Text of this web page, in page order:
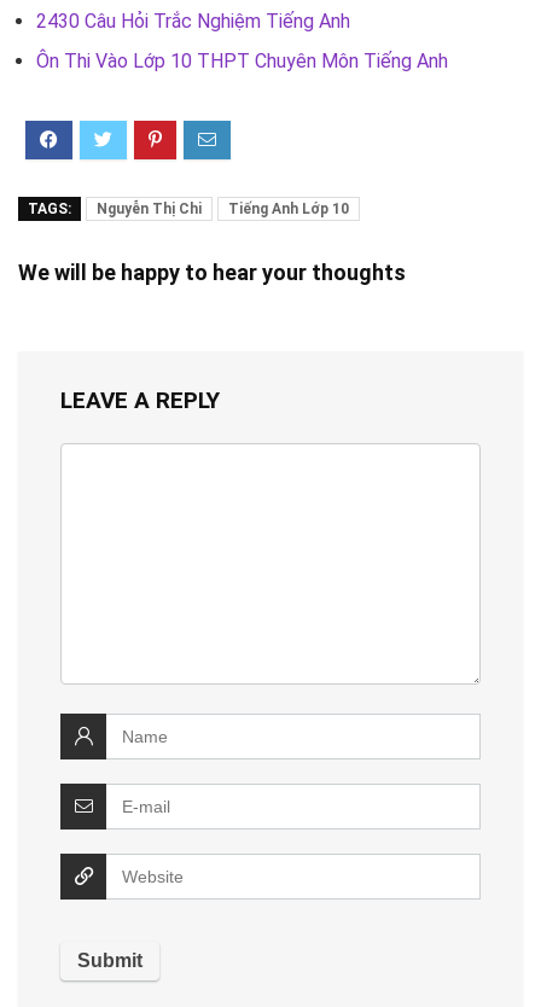
2430 Câu Hỏi Trắc Nghiệm Tiếng Anh
Ôn Thi Vào Lớp 10 THPT Chuyên Môn Tiếng Anh
TAGS: Nguyễn Thị Chi Tiếng Anh Lớp 10
We will be happy to hear your thoughts
LEAVE A REPLY